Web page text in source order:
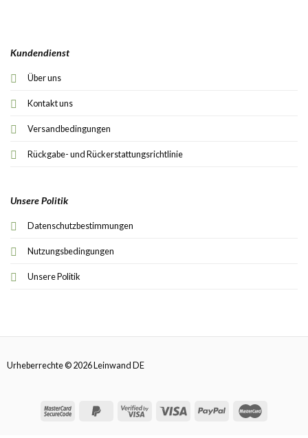
Kundendienst
Über uns
Kontakt uns
Versandbedingungen
Rückgabe- und Rückerstattungsrichtlinie
Unsere Politik
Datenschutzbestimmungen
Nutzungsbedingungen
Unsere Politik
Urheberrechte © 2026 Leinwand DE